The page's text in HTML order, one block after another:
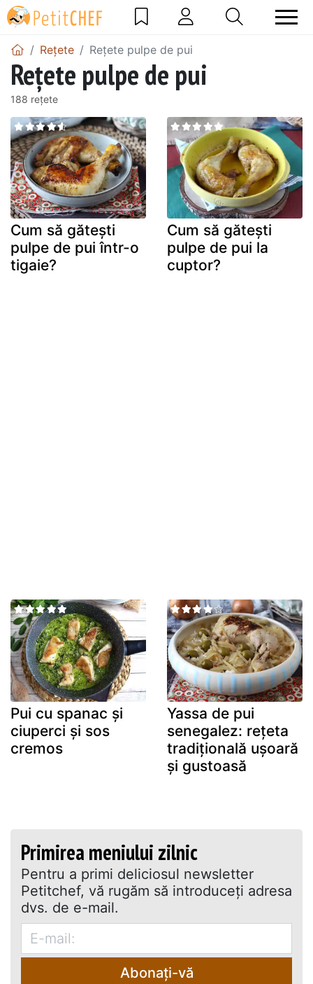
Rețete Rețete pulpe de pui
Rețete pulpe de pui
188 rețete
Cum să gătești
pulpe de pui într-o
tigaie?
Cum să gătești
pulpe de pui la
cuptor?
Pui cu spanac și
ciuperci și sos
cremos
Yassa de pui
senegalez: rețeta
tradițională ușoară
și gustoasă
Primirea meniului zilnic
Pentru a primi deliciosul newsletter
Petitchef, vă rugăm să introduceţi adresa
dvs. de e-mail.
Abonați-vă